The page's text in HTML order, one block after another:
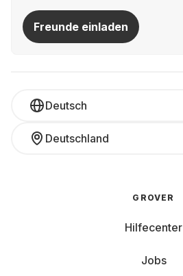
Freunde einladen
Deutsch
Deutschland
GROVER
Hilfecenter
Jobs